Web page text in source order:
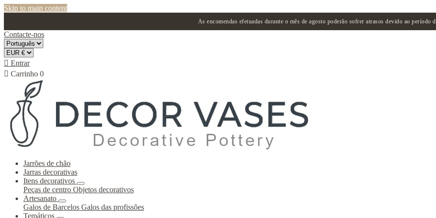
Skip to main content
As encomendas efetuadas durante o mês de agosto poderão sofrer atrasos devido ao período
Contacte-nos
 Entrar
 Carrinho 0
Jarrões de chão
Jarras decorativas
Itens decorativos
Peças de centro Objetos decorativos
Artesanato
Galos de Barcelos Galos das profissões
Temáticos